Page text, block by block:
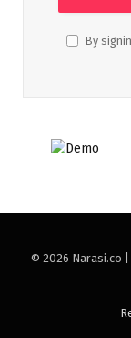
By
© 2026 Narasi.co |